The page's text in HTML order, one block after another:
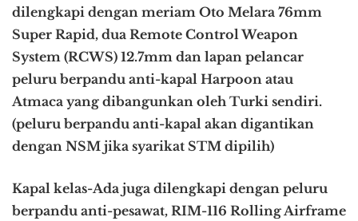
dilengkapi dengan meriam Oto Melara 76mm
Super Rapid, dua Remote Control Weapon
System (RCWS) 12.7mm dan lapan pelancar
peluru berpandu anti-kapal Harpoon atau
Atmaca yang dibangunkan oleh Turki sendiri.
(peluru berpandu anti-kapal akan digantikan
dengan NSM jika syarikat STM dipilih)
Kapal kelas-Ada juga dilengkapi dengan peluru
berpandu anti-pesawat, RIM-116 Rolling Airframe